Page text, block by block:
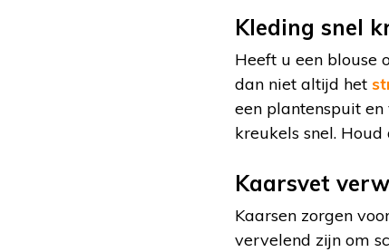
Kleding snel
Heeft u een blouse
dan niet altijd het
een plantenspuit
kreukels snel.
Kaarsvet
Kaarsen zorgen
vervelend zijn om